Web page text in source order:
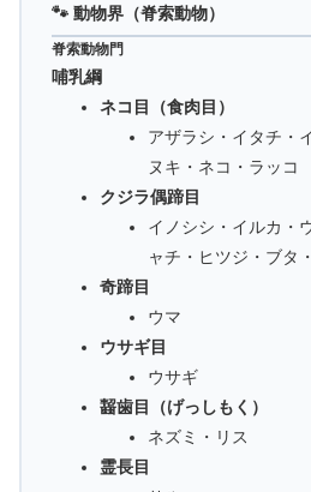
🐾 動物界（脊索動物）
脊索動物門
哺乳綱
ネコ目（食肉目）
アザラシ・イタチ・
ヌキ・ネコ・ラッコ
クジラ偶蹄目
イノシシ・イルカ・
ャチ・ヒツジ・ブタ
奇蹄目
ウマ
ウサギ目
ウサギ
齧歯目（げっしもく）
ネズミ・リス
霊長目